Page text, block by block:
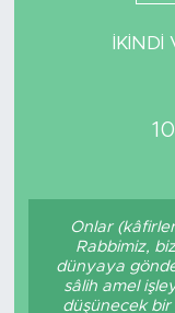
Onlar
Rabbimiz,
dünyaya
sâlih amel
düşünecek